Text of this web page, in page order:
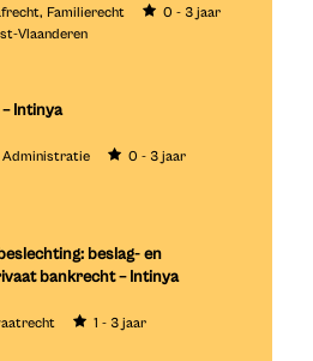
Familierecht
0 - 3 jaar
Vlaanderen
Intinya
Administratie
0 - 3 jaar
beslag- en
bankrecht – Intinya
1 - 3 jaar